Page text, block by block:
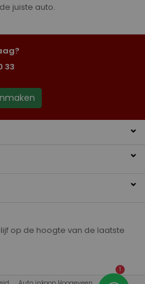
juiste auto.
33
op de hoogte van de laatste
1